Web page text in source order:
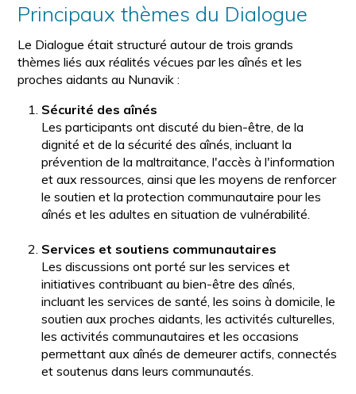
Principaux thèmes du Dialogue
Le Dialogue était structuré autour de trois grands
thèmes liés aux réalités vécues par les aînés et les
proches aidants au Nunavik :
Sécurité des aînés
Les participants ont discuté du bien-être, de la
dignité et de la sécurité des aînés, incluant la
prévention de la maltraitance, l'accès à l'information
et aux ressources, ainsi que les moyens de renforcer
le soutien et la protection communautaire pour les
aînés et les adultes en situation de vulnérabilité.
Services et soutiens communautaires
Les discussions ont porté sur les services et
initiatives contribuant au bien-être des aînés,
incluant les services de santé, les soins à domicile, le
soutien aux proches aidants, les activités culturelles,
les activités communautaires et les occasions
permettant aux aînés de demeurer actifs, connectés
et soutenus dans leurs communautés.